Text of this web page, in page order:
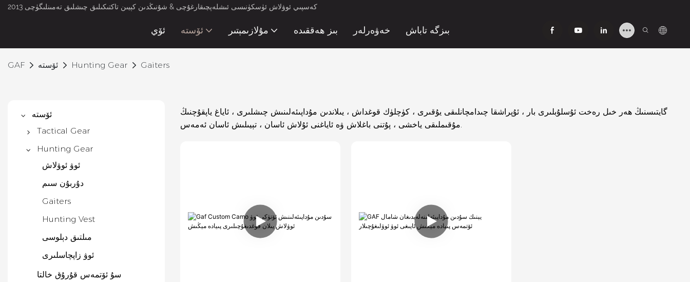
كەسپىي ئوۋلاش ئۈسكۈنىسى ئىشلەپچىقارغۇچى & شۇنىڭدىن كېيىن تاكتىكىلىق چىشلىق تەمىنلىگۈچى 2013
ئۆي ئۆستە مۇلازىمېتىر بىز ھەققىدە خەۋەرلەر بىزگە تاباش
GAF ئۆستە Hunting Gear Gaiters
ئۆستە
Tactical Gear
Tactical Vest
تاكتىكىلىق سومكا
تاكتىكىلىق بەلۋاغ
Gun Bag
ھەربىي دەۋا
تاكتىكىلىق قوشۇمچە
زاپچاسلار
Hunting Gear
ئوۋ ئوۋلاش
دۇربۇن سىم
Gaiters
Hunting Vest
مىلتىق دېلوسى
ئوۋ زاپچاسلىرى
سۇ ئۆتمەس قۇرۇق خالتا
گايتىسنىڭ ھەر خىل رەخت ئۇسلۇبلىرى بار ، ئۇپراشقا چىدامچانلىقى يۇقىرى ، كۈچلۈك قوغداش ، يىلاندىن مۇداپىئەلىنىش چىشلىرى ، ئاياغ ياپقۇچنىڭ
مۇقىملىقى ياخشى ، پۇتنى باغلاش ۋە ئاياغنى ئۇلاش ئاسان ، تېيىلىش ئاسان ئەمەس.